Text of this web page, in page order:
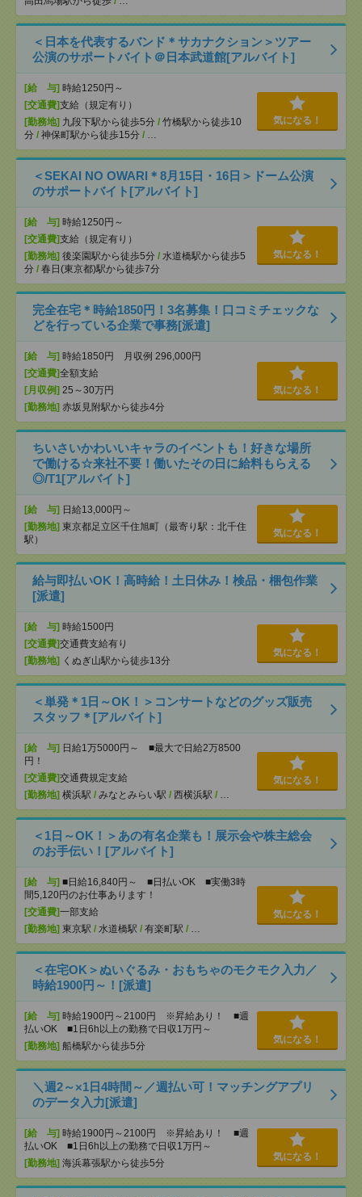
＜日本を代表するバンド＊サカナクション＞ツアー
公演のサポートバイト＠日本武道館[アルバイト]
[給 与] 時給1250円～
[交通費]支給（規定有り）
[勤務地] 九段下駅から徒歩5分 / 竹橋駅から徒歩10
分 / 神保町駅から徒歩15分 / …
気になる！
＜SEKAI NO OWARI＊8月15日・16日＞ドーム公演
のサポートバイト[アルバイト]
[給 与] 時給1250円～
[交通費]支給（規定有り）
[勤務地] 後楽園駅から徒歩5分 / 水道橋駅から徒歩5
分 / 春日(東京都)駅から徒歩7分
気になる！
完全在宅＊時給1850円！3名募集！口コミチェックな
どを行っている企業で事務[派遣]
[給 与] 時給1850円 月収例 296,000円
[交通費]全額支給
[月収例] 25～30万円
[勤務地] 赤坂見附駅から徒歩4分
気になる！
ちいさいかわいいキャラのイベントも！好きな場所
で働ける☆来社不要！働いたその日に給料もらえる
◎/T1[アルバイト]
[給 与] 日給13,000円～
[勤務地] 東京都足立区千住旭町（最寄り駅：北千住
駅）
気になる！
給与即払いOK！高時給！土日休み！検品・梱包作業
[派遣]
[給 与] 時給1500円
[交通費]交通費支給有り
[勤務地] くぬぎ山駅から徒歩13分
気になる！
＜単発＊1日～OK！＞コンサートなどのグッズ販売
スタッフ＊[アルバイト]
[給 与] 日給1万5000円～ ■最大で日給2万8500
円！
[交通費]交通費規定支給
[勤務地] 横浜駅 / みなとみらい駅 / 西横浜駅 / …
気になる！
＜1日～OK！＞あの有名企業も！展示会や株主総会
のお手伝い！[アルバイト]
[給 与] ■日給16,840円～ ■日払いOK ■実働3時
間5,120円のお仕事あります！
[交通費]一部支給
[勤務地] 東京駅 / 水道橋駅 / 有楽町駅 / …
気になる！
＜在宅OK＞ぬいぐるみ・おもちゃのモクモク入力／
時給1900円～！[派遣]
[給 与] 時給1900円～2100円 ※昇給あり！ ■週
払いOK ■1日6h以上の勤務で日収1万円～
[勤務地] 船橋駅から徒歩5分
気になる！
＼週2～×1日4時間～／週払い可！マッチングアプリ
のデータ入力[派遣]
[給 与] 時給1900円～2100円 ※昇給あり！ ■週
払いOK ■1日6h以上の勤務で日収1万円～
[勤務地] 海浜幕張駅から徒歩5分
気になる！